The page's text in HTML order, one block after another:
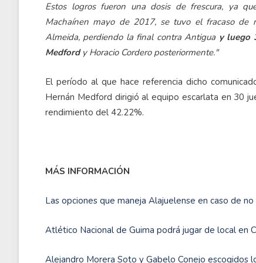
Estos logros fueron una dosis de frescura, ya
Machaínen mayo de 2017, se tuvo el fracaso
Almeida, perdiendo la final contra Antigua y luego
Medfordy Horacio Cordero posteriormente."
El período al que hace referencia dicho
Hernán Medford dirigió al equipo escarlata en 30
rendimiento del 42.22%.
MÁS INFORMACIÓN
Las opciones que maneja Alajuelense en caso de
Atlético Nacional de Guima podrá jugar de local en
Alejandro Morera Soto y Gabelo Conejo escogidos